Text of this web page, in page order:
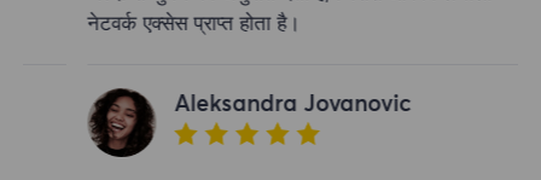
नेटवर्क एक्सेस प्राप्त होता है।
Aleksandra Jovanovic